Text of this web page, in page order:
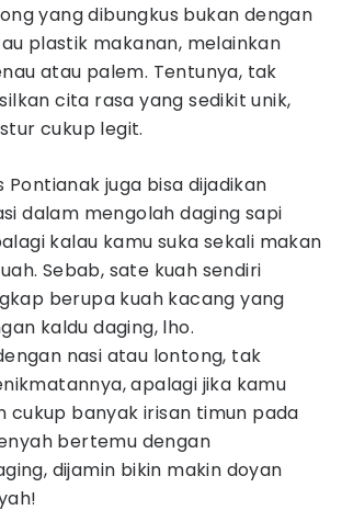
yang dibungkus bukan dengan
plastik makanan, melainkan
atau palem. Tentunya, tak
cita rasa yang sedikit unik,
cukup legit.
Pontianak juga bisa dijadikan
dalam mengolah daging sapi
kalau kamu suka sekali makan
Sebab, sate kuah sendiri
berupa kuah kacang yang
kaldu daging, lho.
nasi atau lontong, tak
apalagi jika kamu
cukup banyak irisan timun pada
bertemu dengan
dijamin bikin makin doyan